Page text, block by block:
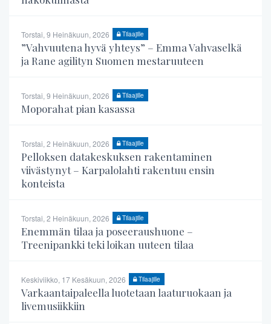
Torstai, 9 Heinäkuun, 2026 Tilaajille
”Vahvuutena hyvä yhteys” – Emma Vahvaselkä
ja Rane agilityn Suomen mestaruuteen
Torstai, 9 Heinäkuun, 2026 Tilaajille
Moporahat pian kasassa
Torstai, 2 Heinäkuun, 2026 Tilaajille
Pelloksen datakeskuksen rakentaminen
viivästynyt – Karpalolahti rakentuu ensin
konteista
Torstai, 2 Heinäkuun, 2026 Tilaajille
Enemmän tilaa ja poseeraushuone –
Treenipankki teki loikan uuteen tilaa
Keskiviikko, 17 Kesäkuun, 2026 Tilaajille
Varkaantaipaleella luotetaan laaturuokaan ja
livemusiikkiin